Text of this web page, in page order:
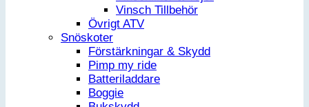
Vinsch Tillbehör
Övrigt ATV
Snöskoter
Förstärkningar & Skydd
Pimp my ride
Batteriladdare
Boggie